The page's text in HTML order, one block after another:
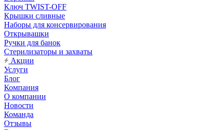
Ключ TWIST-OFF
Крышки сливные
Наборы для консервирования
Открывашки
Ручки для банок
Стерилизаторы и захваты
Акции
Услуги
Блог
Компания
О компании
Новости
Команда
Отзывы